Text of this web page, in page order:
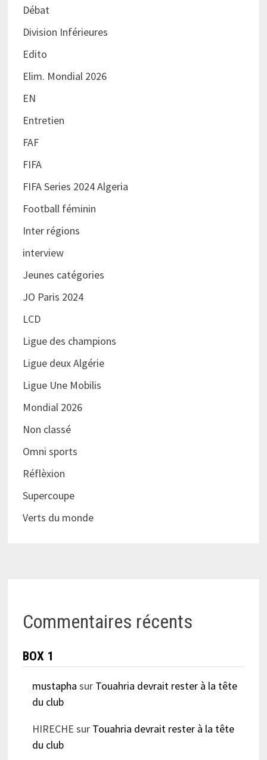
Débat
Division Inférieures
Edito
Elim. Mondial 2026
EN
Entretien
FAF
FIFA
FIFA Series 2024 Algeria
Football féminin
Inter régions
interview
Jeunes catégories
JO Paris 2024
LCD
Ligue des champions
Ligue deux Algérie
Ligue Une Mobilis
Mondial 2026
Non classé
Omni sports
Réflèxion
Supercoupe
Verts du monde
Commentaires récents
BOX 1
mustapha sur Touahria devrait rester à la tête
du club
HIRECHE sur Touahria devrait rester à la tête
du club